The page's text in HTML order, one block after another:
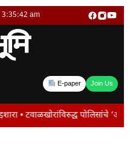
3:35:43 am
E-paper Join Us
पोलिसांचे ‘ऑल आऊट